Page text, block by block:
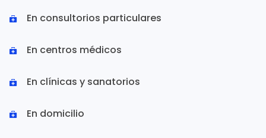
En consultorios particulares
En centros médicos
En clínicas y sanatorios
En domicilio